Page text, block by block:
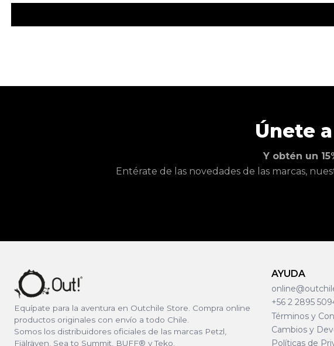
Únete
Y obtén un
Entérate de las novedades de las marcas,
Equípate para la aventura en Outchile Store. Compra online
productos originales con envío a todo Chile.
Somos los distribuidores oficiales de las marcas Petzl,
Fjälräven, Sea to Summit, BUFF® y Teko.
AYUDA
+56 2 2895
Términos y
Cambios y
Políticas de